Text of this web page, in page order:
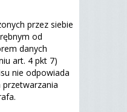
przez siebie
od
danych
art. 4 pkt 7)
nie odpowiada